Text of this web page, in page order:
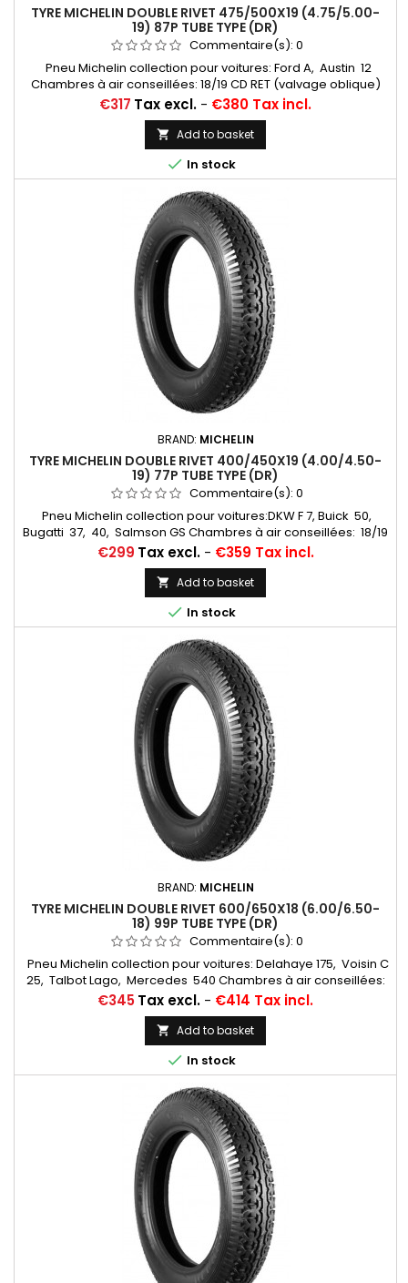
TYRE MICHELIN DOUBLE RIVET 475/500X19 (4.75/5.00-
19) 87P TUBE TYPE (DR)
Commentaire(s): 0
Pneu Michelin collection pour voitures: Ford A, Austin 12
Chambres à air conseillées: 18/19 CD RET (valvage oblique)
Michelin, 19 CR (valvage droit) ... Autres appellations: 4,75-19;
5,00-19; 4,75x19; 5,00x19; 4,75/5,00-19; 475x19; 500x19;
475/500*19
Price
€317 Tax excl. - €380 Tax incl.
 Add to basket
 In stock
BRAND: MICHELIN
TYRE MICHELIN DOUBLE RIVET 400/450X19 (4.00/4.50-
19) 77P TUBE TYPE (DR)
Commentaire(s): 0
Pneu Michelin collection pour voitures:DKW F 7, Buick 50,
Bugatti 37, 40, Salmson GS Chambres à air conseillées: 18/19
CD RET (valvage oblique) Michelin, 19 CR (valvage droit)...
Autres appellations: 4,00-19; 4,50-19; 4,00x19; 4,50x19;
4,00/4,50-19; 400x19; 450x19; 400/450*19; 4,50*19
Price
€299 Tax excl.- €359 Tax incl.
 Add to basket
 In stock
BRAND: MICHELIN
TYRE MICHELIN DOUBLE RIVET 600/650X18 (6.00/6.50-
18) 99P TUBE TYPE (DR)
Commentaire(s): 0
Pneu Michelin collection pour voitures: Delahaye 175, Voisin C
25, Talbot Lago, Mercedes 540 Chambres à air conseillées:
17/18 H RET (valvage oblique)... Autres apellations: 6,00-18;
6,50-18; 6,00x18; 6,50x18; 6,00/6,50-18; 600x18; 650x18;
6,00/6,50*18; 6,00*18
Price
€345Tax excl. - €414 Tax incl.
 Add to basket
 In stock